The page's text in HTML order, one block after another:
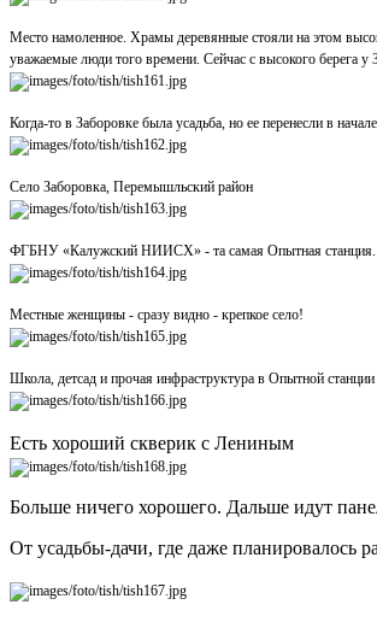
Место намоленное. Храмы деревянные стояли на этом
уважаемые люди того времени. Сейчас с высокого берега у
Когда-то в Заборовке была усадьба, но ее перенесли в
Село Заборовка, Перемышльский район
ФГБНУ «Калужский НИИСХ» - та самая Опытная станция.
Местные женщины - сразу видно - крепкое село!
Школа, детсад и прочая инфраструктура в Опытной станции
Есть хороший скверик с Лениным
Больше ничего хорошего. Дальше идут
От усадьбы-дачи, где даже планировалось